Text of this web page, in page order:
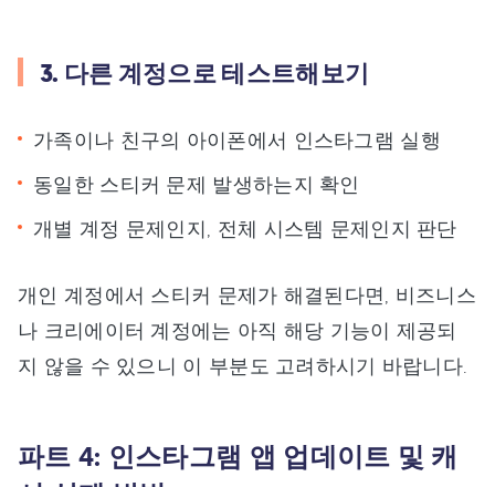
3. 다른 계정으로 테스트해보기
가족이나 친구의 아이폰에서 인스타그램 실행
동일한 스티커 문제 발생하는지 확인
개별 계정 문제인지, 전체 시스템 문제인지 판단
개인 계정에서 스티커 문제가 해결된다면, 비즈니스
나 크리에이터 계정에는 아직 해당 기능이 제공되
지 않을 수 있으니 이 부분도 고려하시기 바랍니다.
파트 4: 인스타그램 앱 업데이트 및 캐